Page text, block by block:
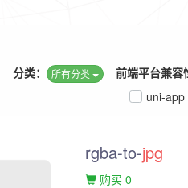
前端平台兼容
分类： 所有分类
uni-app
rgba-to-jpg
购买 0